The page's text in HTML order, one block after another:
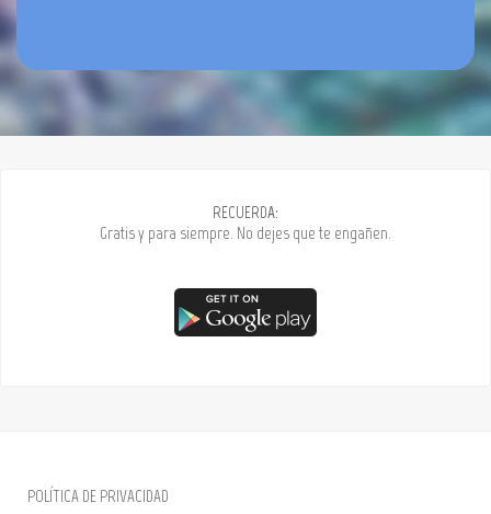
RECUERDA:
Gratis y para siempre. No dejes que te engañen.
POLÍTICA DE PRIVACIDAD